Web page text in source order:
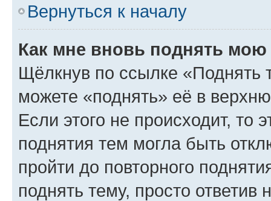
Вернуться к началу
Как мне вновь поднять мою
Щёлкнув по ссылке «Поднять
можете «поднять» её в
Если этого не происходит, то
поднятия тем могла быть
пройти до повторного
поднять тему, просто ответив